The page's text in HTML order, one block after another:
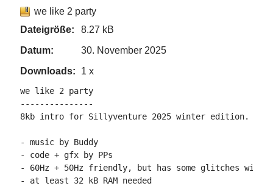
we like 2 party
Dateigröße:
8.27 kB
Datum:
30. November 2025
Downloads:
1 x
we like 2 party
---------------
8kb intro for Sillyventure 2025 winter edition.
- music by Buddy
- code + gfx by PPs
- 60Hz + 50Hz friendly, but has some glitches with
- at least 32 kB RAM needed